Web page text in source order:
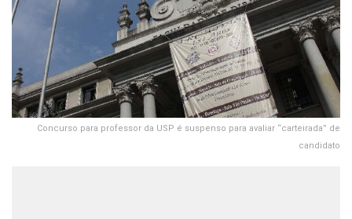
Concurso para professor da USP é suspenso para avaliar “carteirada” de
candidato